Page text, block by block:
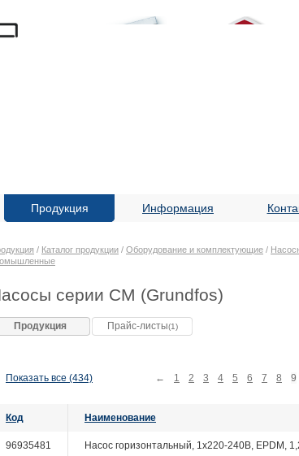
Продукция Информация
/ Каталог продукции / Оборудование и комплектующие /
серии CM (Grundfos)
Продукция Прайс-листы(1)
Показать все (434) ← 1 2 3 4 5 6 7 8 9
Код Наименование
96935481 Насос горизонтальный, 1х220-240В, EPDM,